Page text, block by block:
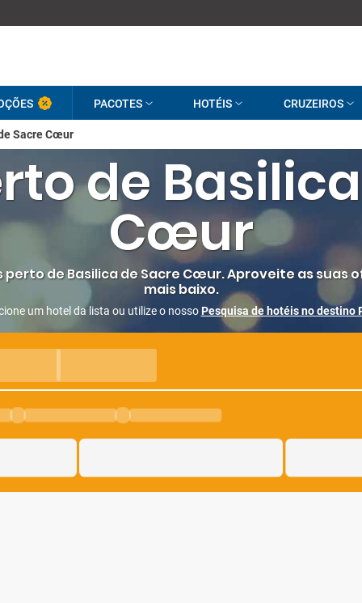
PACOTES HOTÉIS CRUZEIROS
Sacre Cœur
de
Cœur
de Basilica de Sacre Cœur. Aproveite as suas
mais baixo.
um hotel da lista ou utilize o nosso Pesquisa de hotéis no destino